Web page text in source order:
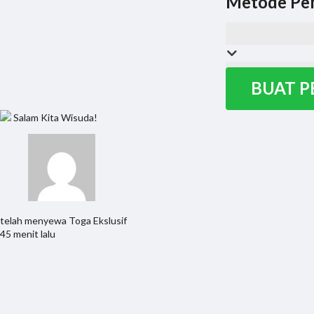
BUAT
Salam Kita Wisuda!
telah menyewa Toga Ekslusif
45 menit lalu